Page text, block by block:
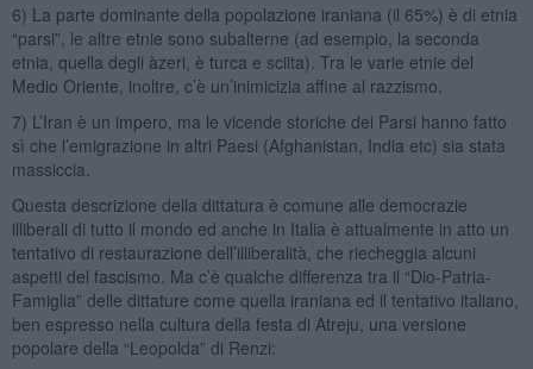
6) La parte dominante della popolazione iraniana (il 65%) è di etnia
“parsi”, le altre etnie sono subalterne (ad esempio, la seconda
etnia, quella degli àzeri, è turca e sciita). Tra le varie etnie del
Medio Oriente, inoltre, c’è un’inimicizia affine al razzismo.
7) L’Iran è un impero, ma le vicende storiche dei Parsi hanno fatto
sì che l’emigrazione in altri Paesi (Afghanistan, India etc) sia stata
massiccia.
Questa descrizione della dittatura è comune alle democrazie
illiberali di tutto il mondo ed anche in Italia è attualmente in atto un
tentativo di restaurazione dell’illiberalità, che riecheggia alcuni
aspetti del fascismo. Ma c’è qualche differenza tra il “Dio-Patria-
Famiglia” delle dittature come quella iraniana ed il tentativo italiano,
ben espresso nella cultura della festa di Atreju, una versione
popolare della “Leopolda” di Renzi: